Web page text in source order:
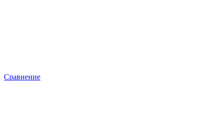
Сравнение